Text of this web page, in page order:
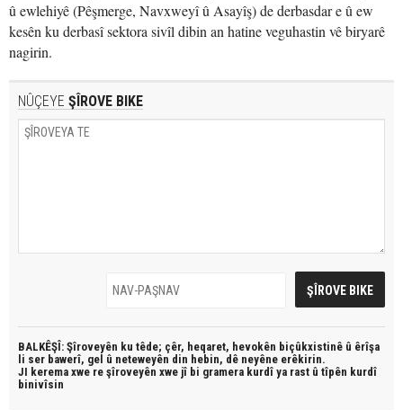
û ewlehiyê (Pêşmerge, Navxweyî û Asayîş) de derbasdar e û ew
kesên ku derbasî sektora sivîl dibin an hatine veguhastin vê biryarê
nagirin.
NÛÇEYE ŞÎROVE BIKE
BALKÊŞÎ: Şîroveyên ku têde; çêr, heqaret, hevokên biçûkxistinê û êrîşa
li ser bawerî, gel û neteweyên din hebin, dê neyêne erêkirin.
JI kerema xwe re şîroveyên xwe jî bi gramera kurdî ya rast û tîpên kurdî
binivîsin